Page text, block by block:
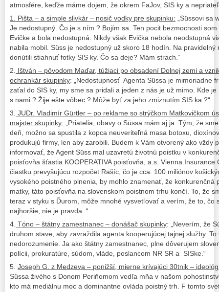
atmosfére, keďže máme dojem, že okrem FaJov, SIS ky a
1. Pišta – a simple slivkár – nosič vodky pre skupinku: „Süssovi sa
Je nedostupný. Čo je s ním ? Bojím sa. Ten pocit bezmocnosti
Evičke a bola nedostupná. Nikdy však Evička nebola neodstupná
nabila mobil. Süss je nedostupný už skoro 18 hodín. Na pravidelný
donútili stiahnuť fotky SIS ky. Čo sa deje? Mám strach.“
2.
Ištván – pôvodom Maďar, túžiaci po obsadení Dolnej zemi a
ochrankár skupinky: „Nedostupnosť Agenta Süssa je mimoriadne
zaťal do SIS ky, my sme sa pridali a jeden z nás je už mimo. Kde
s nami ? Žije ešte vôbec ? Môže byť za jeho zmiznutím SIS ka ?“
3. JUDr. Vladimír Gürtler – po reklame so strýčkom Matkovičkom
majster skupinky: „Priatelia, obavy o Süssa mám aj ja. Tým, že
deň, možno sa spustila z kopca neuveriteľná masa botoxu,
produkujú firmy, len aby zarobili. Budem k Vám otvorený ako vždy
informovať, že Agent Süss mal uzavretú životnú poistku v
poisťovňa šťastia KOOPERATIVA poisťovňa, a.s. Vienna
čiastku prevyšujúcu rozpočet Rašíc, čo je cca. 100 miliónov
vysokého poistného plnenia, by mohlo znamenať, že konkurenčná
matky, táto poisťovňa na slovenskom poistnom trhu končí. To, že
teraz v styku s Ďurom, môže mnohé vysvetľovať a verím, že to, čo
najhoršie, nie je pravda. “
4. Tóno – štátny zamestnanec – donášač skupinky: „Neverím, že
druhom stave, aby zavraždila agenta kooperujúcej tajnej služby.
nedorozumenie. Ja ako štátny zamestnanec, plne dôverujem
polícii, prokuratúre, súdom, vláde, poslancom NR SR a SISke.“
5. Joseph G. z Medzeva – ponižší, mierne krívajúci 30tnik –
Süssa živého s Donom Periňomom vedľa mňa v našom
kto má mediálnu moc a dominantne ovláda poistný trh. F tomto